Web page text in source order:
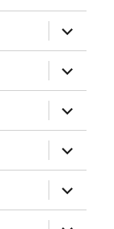
anzeigen
anzeigen
anzeigen
anzeigen
anzeigen